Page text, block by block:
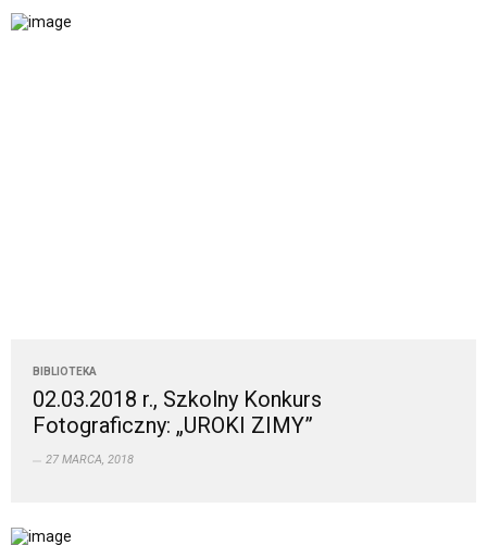
BIBLIOTEKA
02.03.2018 r., Szkolny Konkurs
Fotograficzny: „UROKI ZIMY”
27 MARCA, 2018